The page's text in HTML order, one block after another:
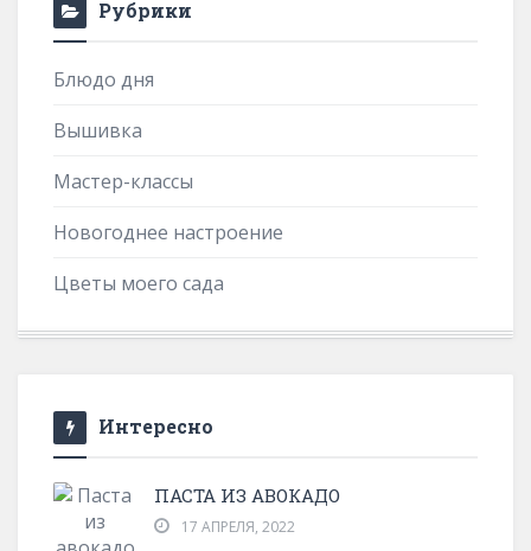
Рубрики
Блюдо дня
Вышивка
Мастер-классы
Новогоднее настроение
Цветы моего сада
Интересно
ПАСТА ИЗ АВОКАДО
17 АПРЕЛЯ, 2022